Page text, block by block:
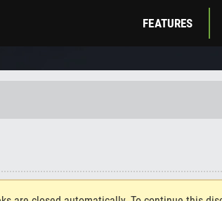
FEATURES